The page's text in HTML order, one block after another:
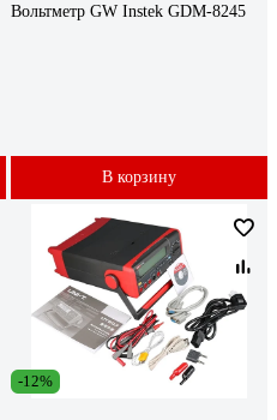
Вольтметр GW Instek GDM-8245
В корзину
-12%